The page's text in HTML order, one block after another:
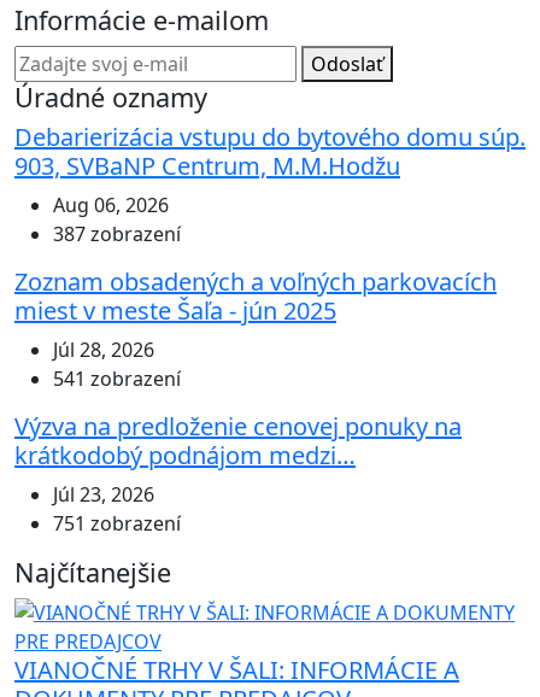
Informácie e-mailom
Odoslať
Úradné oznamy
Debarierizácia vstupu do bytového domu súp.
903, SVBaNP Centrum, M.M.Hodžu
Aug 06, 2026
387 zobrazení
Zoznam obsadených a voľných parkovacích
miest v meste Šaľa - jún 2025
Júl 28, 2026
541 zobrazení
Výzva na predloženie cenovej ponuky na
krátkodobý podnájom medzi…
Júl 23, 2026
751 zobrazení
Najčítanejšie
VIANOČNÉ TRHY V ŠALI: INFORMÁCIE A